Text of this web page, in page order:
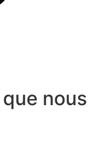
nous